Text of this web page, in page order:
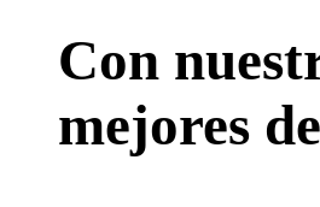
Con
mejores